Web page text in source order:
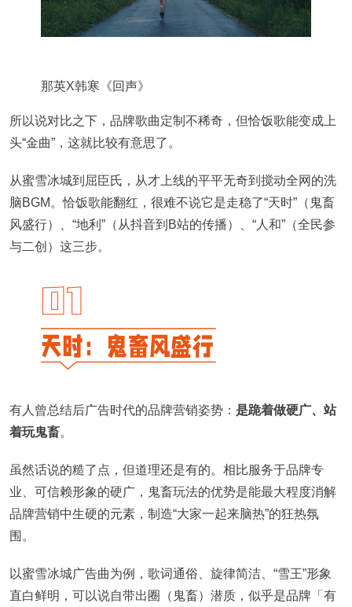
那英X韩寒《回声》
所以说对比之下，品牌歌曲定制不稀奇，但恰饭歌能变成上
头“金曲”，这就比较有意思了。
从蜜雪冰城到屈臣氏，从才上线的平平无奇到搅动全网的洗
脑BGM。恰饭歌能翻红，很难不说它是走稳了“天时”（鬼畜
风盛行）、“地利”（从抖音到B站的传播）、“人和”（全民参
与二创）这三步。
有人曾总结后广告时代的品牌营销姿势： 是跪着做硬广、站
着玩鬼畜。
虽然话说的糙了点，但道理还是有的。相比服务于品牌专
业、可信赖形象的硬广，鬼畜玩法的优势是能最大程度消解
品牌营销中生硬的元素，制造“大家一起来脑热”的狂热氛
围。
以蜜雪冰城广告曲为例，歌词通俗、旋律简洁、“雪王”形象
直白鲜明，可以说自带出圈（鬼畜）潜质，似乎是品牌「有